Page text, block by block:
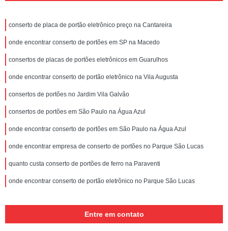
conserto de placa de portão eletrônico preço na Cantareira
onde encontrar conserto de portões em SP na Macedo
consertos de placas de portões eletrônicos em Guarulhos
onde encontrar conserto de portão eletrônico na Vila Augusta
consertos de portões no Jardim Vila Galvão
consertos de portões em São Paulo na Água Azul
onde encontrar conserto de portões em São Paulo na Água Azul
onde encontrar empresa de conserto de portões no Parque São Lucas
quanto custa conserto de portões de ferro na Paraventi
onde encontrar conserto de portão eletrônico no Parque São Lucas
Entre em contato